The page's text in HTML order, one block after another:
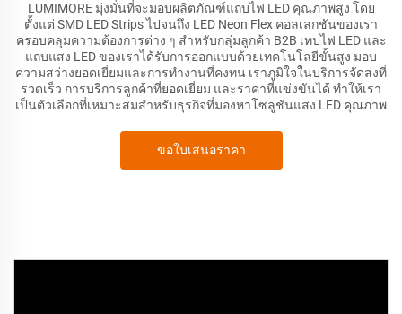
LUMIMORE มุ่งมั่นที่จะมอบผลิตภัณฑ์แถบไฟ LED คุณภาพสูง โดย
ตั้งแต่ SMD LED Strips ไปจนถึง LED Neon Flex คอลเลกชันของเรา
ครอบคลุมความต้องการต่าง ๆ สำหรับกลุ่มลูกค้า B2B เทปไฟ LED และ
แถบแสง LED ของเราได้รับการออกแบบด้วยเทคโนโลยีขั้นสูง มอบ
ความสว่างยอดเยี่ยมและการทำงานที่คงทน เราภูมิใจในบริการจัดส่งที่
รวดเร็ว การบริการลูกค้าที่ยอดเยี่ยม และราคาที่แข่งขันได้ ทำให้เรา
เป็นตัวเลือกที่เหมาะสมสำหรับธุรกิจที่มองหาโซลูชันแสง LED คุณภาพ
ขอใบเสนอราคา